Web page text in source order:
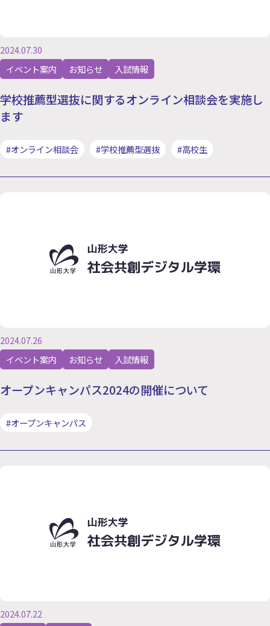
2024.07.30
イベント案内
お知らせ 入試情報
学校推薦型選抜に関するオンライン相談会を実施し
ます
#オンライン相談会 #学校推薦型選抜 #高校生
2024.07.26
イベント案内
お知らせ 入試情報
オープンキャンパス2024の開催について
#オープンキャンパス
2024.07.22